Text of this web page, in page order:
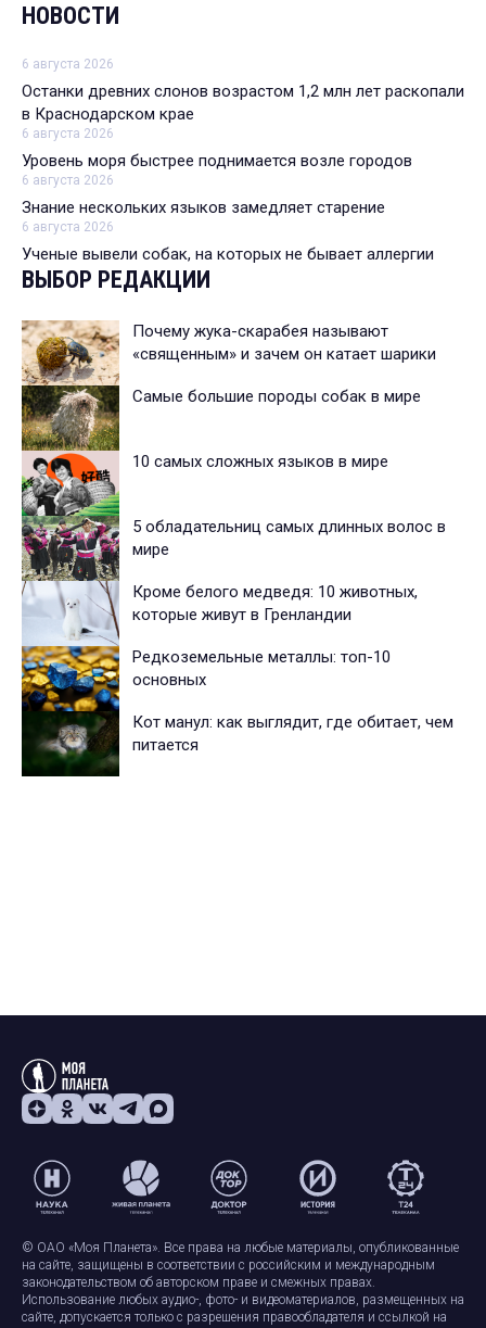
НОВОСТИ
6 августа 2026
Останки древних слонов возрастом 1,2 млн лет раскопали
в Краснодарском крае
6 августа 2026
Уровень моря быстрее поднимается возле городов
6 августа 2026
Знание нескольких языков замедляет старение
6 августа 2026
Ученые вывели собак, на которых не бывает аллергии
ВЫБОР РЕДАКЦИИ
Почему жука-скарабея называют
«священным» и зачем он катает шарики
Самые большие породы собак в мире
10 самых сложных языков в мире
5 обладательниц самых длинных волос в
мире
Кроме белого медведя: 10 животных,
которые живут в Гренландии
Редкоземельные металлы: топ-10
основных
Кот манул: как выглядит, где обитает, чем
питается
© ОАО «Моя Планета». Все права на любые материалы, опубликованные
на сайте, защищены в соответствии с российским и международным
законодательством об авторском праве и смежных правах.
Использование любых аудио-, фото- и видеоматериалов, размещенных на
сайте, допускается только с разрешения правообладателя и ссылкой на